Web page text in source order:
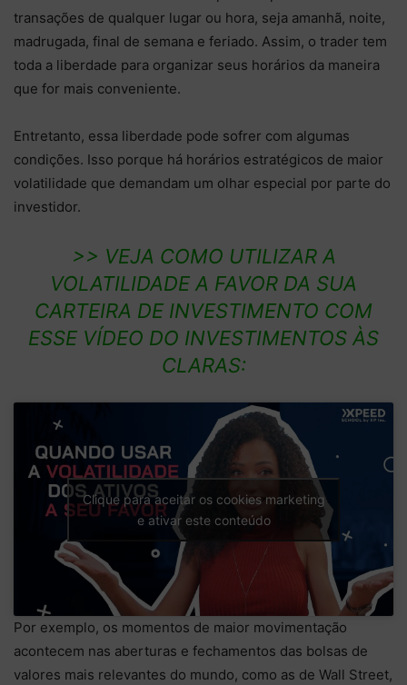
transações de qualquer lugar ou hora, seja amanhã, noite,
madrugada, final de semana e feriado. Assim, o trader tem
toda a liberdade para organizar seus horários da maneira
que for mais conveniente.
Entretanto, essa liberdade pode sofrer com algumas
condições. Isso porque há horários estratégicos de maior
volatilidade que demandam um olhar especial por parte do
investidor.
>> VEJA COMO UTILIZAR A
VOLATILIDADE A FAVOR DA SUA
CARTEIRA DE INVESTIMENTO COM
ESSE VÍDEO DO INVESTIMENTOS ÀS
CLARAS:
Clique para aceitar os cookies marketing
e ativar este conteúdo
Por exemplo, os momentos de maior movimentação
acontecem nas aberturas e fechamentos das bolsas de
valores mais relevantes do mundo, como as de Wall Street,